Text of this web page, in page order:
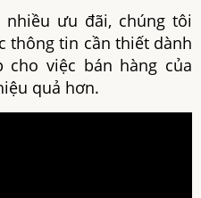
ưu đãi, chúng tôi
thông tin cần thiết dành
việc bán hàng của
quả hơn.